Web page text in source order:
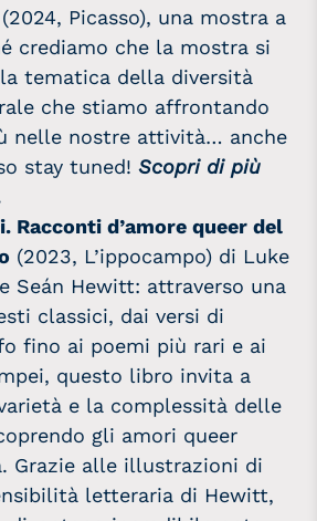
(2024, Picasso), una mostra a
crediamo che la mostra si
tematica della diversità
che stiamo affrontando
nelle nostre attività… anche
stay tuned!Scopri di più
Racconti d’amore queer del
(2023, L’ippocampo) di Luke
Seán Hewitt: attraverso una
classici, dai versi di
fino ai poemi più rari e ai
questo libro invita a
e la complessità delle
gli amori queer
Grazie alle illustrazioni di
letteraria di Hewitt,